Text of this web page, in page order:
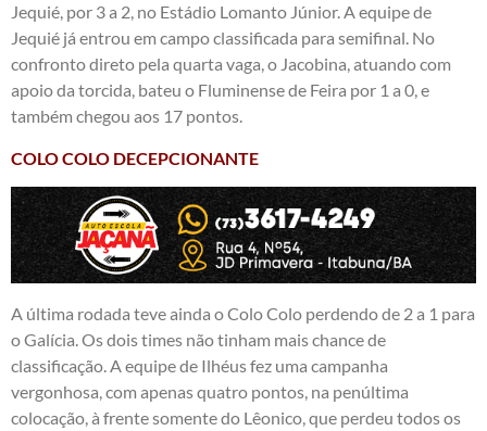
Jequié, por 3 a 2, no Estádio Lomanto Júnior. A equipe de
Jequié já entrou em campo classificada para semifinal. No
confronto direto pela quarta vaga, o Jacobina, atuando com
apoio da torcida, bateu o Fluminense de Feira por 1 a 0, e
também chegou aos 17 pontos.
COLO COLO DECEPCIONANTE
A última rodada teve ainda o Colo Colo perdendo de 2 a 1 para
o Galícia. Os dois times não tinham mais chance de
classificação. A equipe de Ilhéus fez uma campanha
vergonhosa, com apenas quatro pontos, na penúltima
colocação, à frente somente do Lêonico, que perdeu todos os